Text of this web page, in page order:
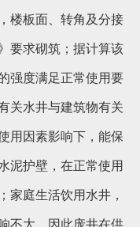
楼板面、转角及分接
要求砌筑；据计算该
强度满足正常使用要
关水井与建筑物有关
用因素影响下，能保
泥护壁，在正常使用
家庭生活饮用水井，